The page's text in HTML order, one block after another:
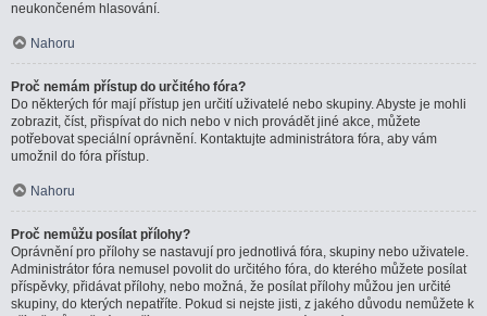
neukončeném hlasování.
Nahoru
Proč nemám přístup do určitého fóra?
Do některých fór mají přístup jen určití uživatelé nebo skupiny. Abyste je mohli
zobrazit, číst, přispívat do nich nebo v nich provádět jiné akce, můžete
potřebovat speciální oprávnění. Kontaktujte administrátora fóra, aby vám
umožnil do fóra přístup.
Nahoru
Proč nemůžu posílat přílohy?
Oprávnění pro přílohy se nastavují pro jednotlivá fóra, skupiny nebo uživatele.
Administrátor fóra nemusel povolit do určitého fóra, do kterého můžete posílat
příspěvky, přidávat přílohy, nebo možná, že posílat přílohy můžou jen určité
skupiny, do kterých nepatříte. Pokud si nejste jisti, z jakého důvodu nemůžete k